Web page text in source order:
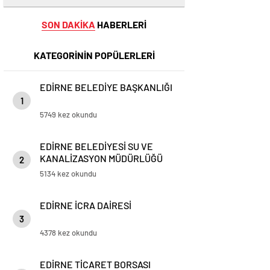
SON DAKİKA HABERLERİ
KATEGORİNİN POPÜLERLERİ
1
EDİRNE BELEDİYE BAŞKANLIĞI
5749 kez okundu
2
EDİRNE BELEDİYESİ SU VE
KANALİZASYON MÜDÜRLÜĞÜ
5134 kez okundu
3
EDİRNE İCRA DAİRESİ
4378 kez okundu
EDİRNE TİCARET BORSASI